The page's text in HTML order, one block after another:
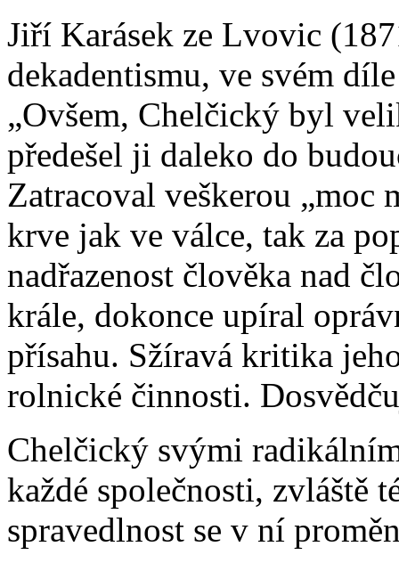
Jiří Karásek ze Lvovic
dekadentismu, ve svém
„Ovšem, Chelčický byl
předešel ji daleko do
Zatracoval veškerou „moc
krve jak ve válce, tak za
nadřazenost člověka nad
krále, dokonce upíral
přísahu. Sžíravá kritika
rolnické činnosti.
Chelčický svými
každé společnosti, zvláště
spravedlnost se v ní